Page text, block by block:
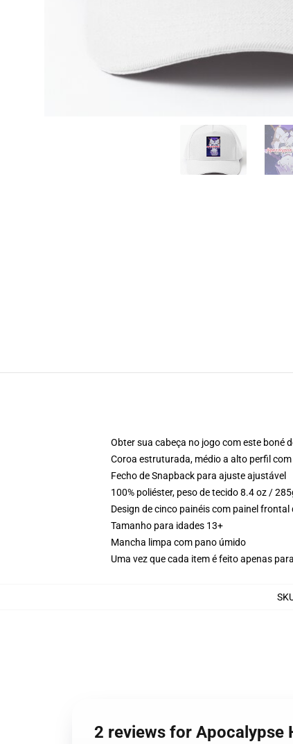
Obter sua cabeça no jogo com este boné
Coroa estruturada, médio a alto perfil
Fecho de Snapback para ajuste ajustável
100% poliéster, peso de tecido 8.4 oz /
Design de cinco painéis com painel
Tamanho para idades 13+
Mancha limpa com pano úmido
Uma vez que cada item é feito apenas
2 reviews for Apocalypse